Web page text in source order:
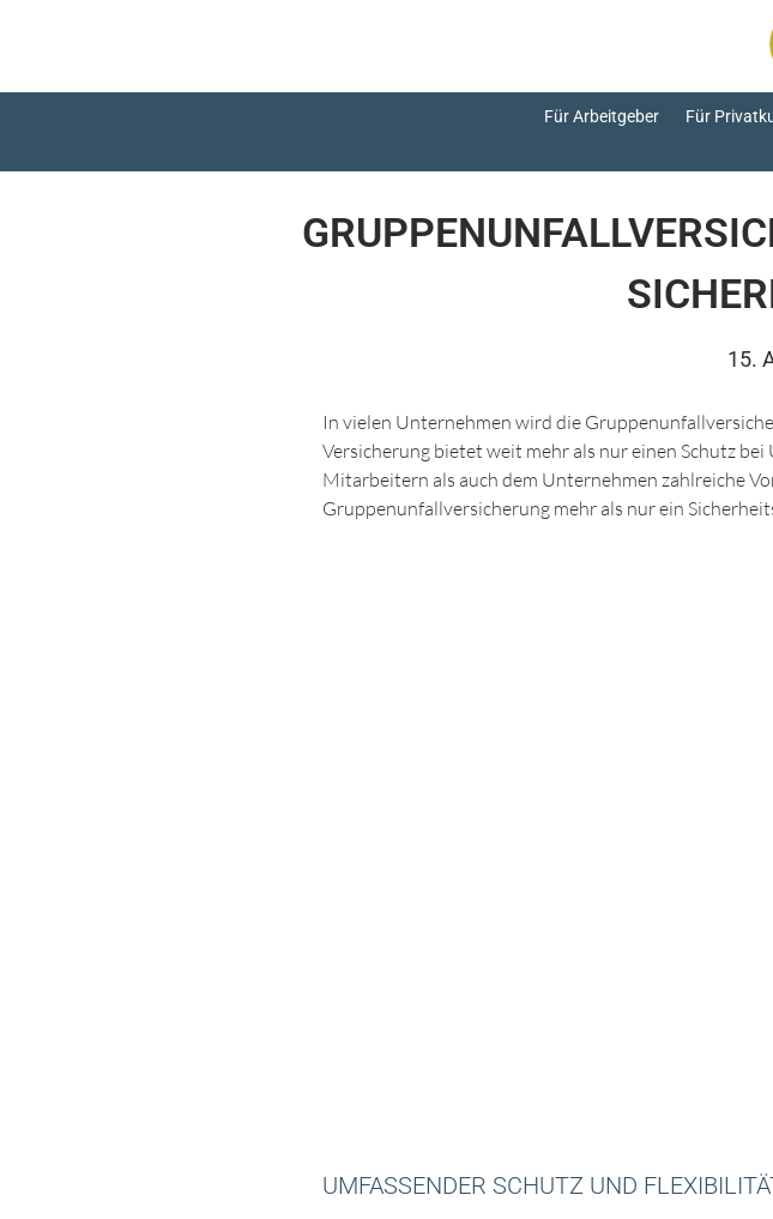
Für Arbeitgeber Für
15.
In vielen Unternehmen wird die
Versicherung bietet weit mehr als nur einen Schutz
Mitarbeitern als auch dem Unternehmen zahlreiche
Gruppenunfallversicherung mehr als nur ein
UMFASSENDER SCHUTZ UND